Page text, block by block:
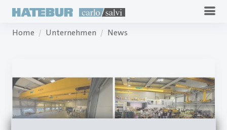
Home Unternehmen News